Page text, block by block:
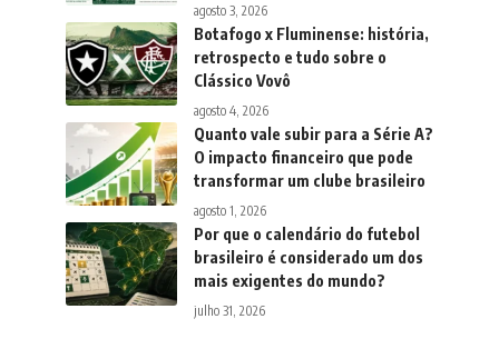
agosto 3, 2026
Botafogo x Fluminense: história,
retrospecto e tudo sobre o
Clássico Vovô
agosto 4, 2026
Quanto vale subir para a Série A?
O impacto financeiro que pode
transformar um clube brasileiro
agosto 1, 2026
Por que o calendário do futebol
brasileiro é considerado um dos
mais exigentes do mundo?
julho 31, 2026